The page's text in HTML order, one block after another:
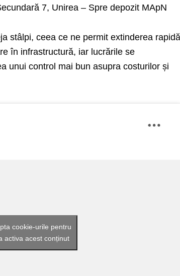
7, Unirea – Spre depozit MApN
stâlpi, ceea ce ne permit extinderea rapidă
în infrastructură, iar lucrările se
unui control mai bun asupra costurilor și
cookie-urile pentru
activa acest conținut